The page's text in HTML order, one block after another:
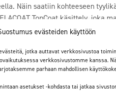
evästeiden käyttöön
jotka auttavat verkkosivustoa
verkkosivustomme kanssa.
parhaan mahdollisen
asetukset -kohdasta tai jatkaa
Näin saatiin kohteeseen
TopCoat käsittely, joka
(pdf) Kaikki